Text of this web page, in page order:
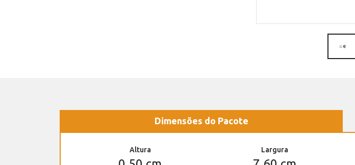
Dimensões do Pacote
Altura Largura